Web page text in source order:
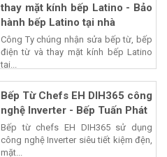
thay mặt kính bếp Latino - Bảo
hành bếp Latino tại nhà
Công Ty chúng nhận sửa bếp từ, bếp
điện từ và thay mặt kính bếp Latino
tại...
Bếp Từ Chefs EH DIH365 công
nghệ Inverter - Bếp Tuấn Phát
Bếp từ chefs EH DIH365 sử dụng
công nghệ Inverter siêu tiết kiệm đện,
mặt...